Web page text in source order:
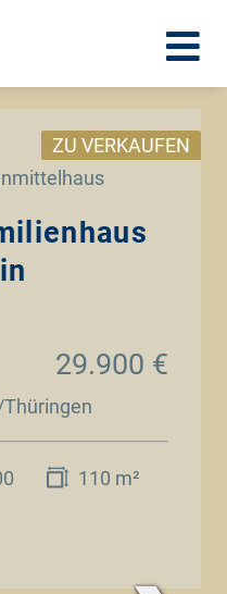
ZU VERKAUFEN
29.900 €
110 m²